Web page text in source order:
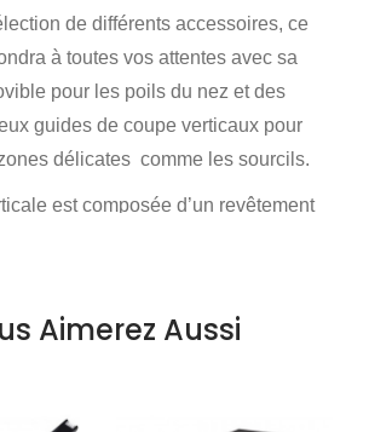
de différents accessoires, ce
à toutes vos attentes avec sa
pour les poils du nez et des
guides de coupe verticaux pour
délicates comme les sourcils.
est composée d’un revêtement
Aimerez Aussi